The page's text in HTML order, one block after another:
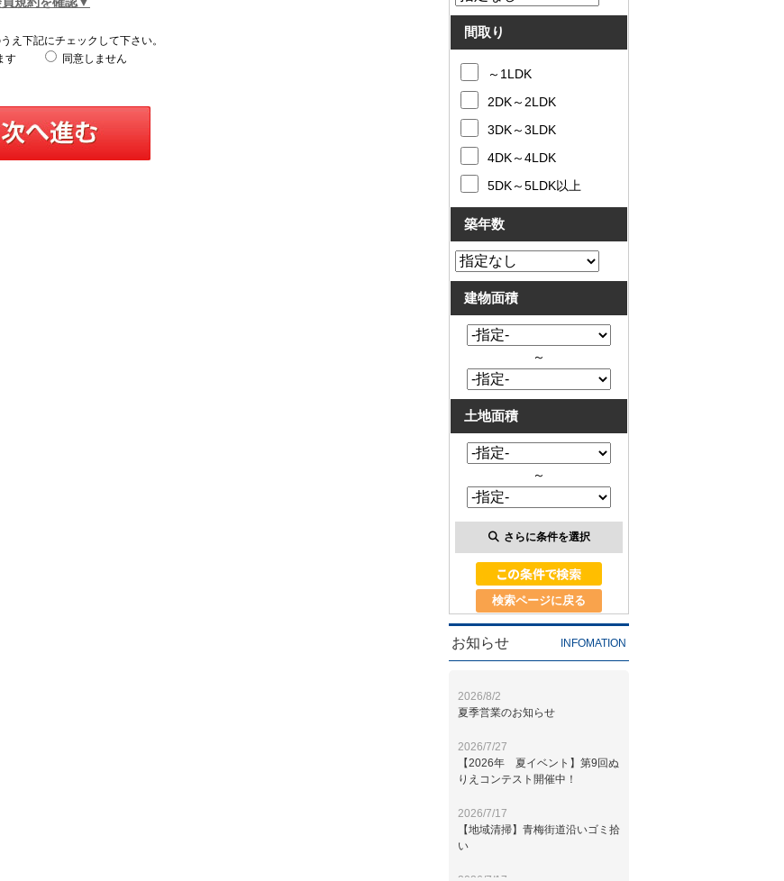
え下記にチェックして下さい。
す
同意しません
間取り
～1LDK
2DK～2LDK
3DK～3LDK
4DK～4LDK
5DK～5LDK以上
築年数
建物面積
～
土地面積
～
さらに条件を選択
検索ページに戻る
お知らせ INFOMATION